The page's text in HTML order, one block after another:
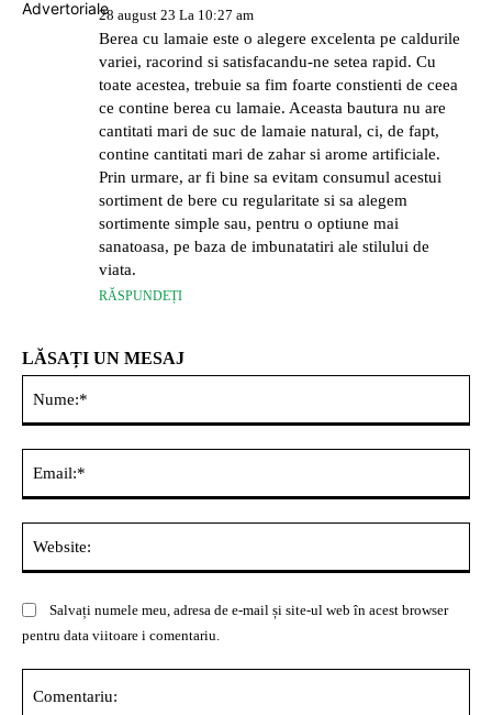
28 august 23 La 10:27 am
Berea cu lamaie este o alegere excelenta pe caldurile
variei, racorind si satisfacandu-ne setea rapid. Cu
toate acestea, trebuie sa fim foarte constienti de ceea
ce contine berea cu lamaie. Aceasta bautura nu are
cantitati mari de suc de lamaie natural, ci, de fapt,
contine cantitati mari de zahar si arome artificiale.
Prin urmare, ar fi bine sa evitam consumul acestui
sortiment de bere cu regularitate si sa alegem
sortimente simple sau, pentru o optiune mai
sanatoasa, pe baza de imbunatatiri ale stilului de
viata.
RĂSPUNDEȚI
LĂSAȚI UN MESAJ
Salvați numele meu, adresa de e-mail și site-ul web în acest browser
pentru data viitoare i comentariu.